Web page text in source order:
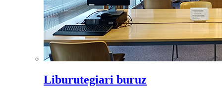
Liburutegiari buruz